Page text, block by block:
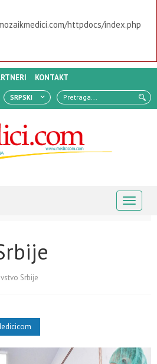
httpdocs/index.php
KONTAKT
SRPSKI
Srbije